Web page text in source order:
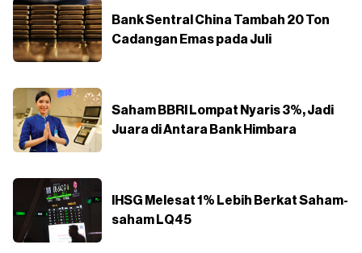
Bank Sentral China Tambah 20 Ton
Cadangan Emas pada Juli
Saham BBRI Lompat Nyaris 3%, Jadi
Juara di Antara Bank Himbara
IHSG Melesat 1% Lebih Berkat Saham-
saham LQ45